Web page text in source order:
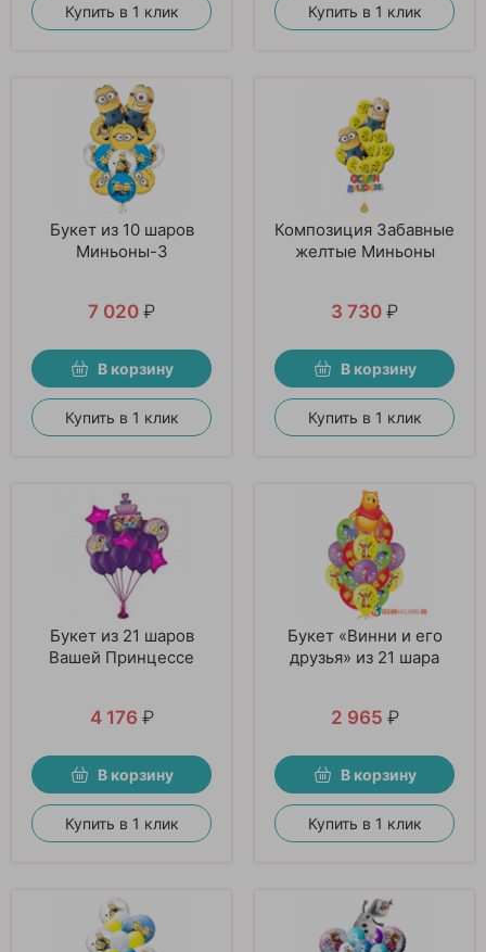
Купить в 1 клик Купить в 1 клик
Букет из 10 шаров
Миньоны-3
7 020 ₽
В корзину
Купить в 1 клик
Композиция Забавные
желтые Миньоны
3 730 ₽
В корзину
Купить в 1 клик
Букет из 21 шаров
Вашей Принцессе
4 176 ₽
В корзину
Купить в 1 клик
Букет «Винни и его
друзья» из 21 шара
2 965 ₽
В корзину
Купить в 1 клик